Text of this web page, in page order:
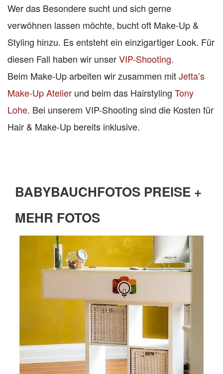
Wer das Besondere sucht und sich gerne
verwöhnen lassen möchte, bucht oft Make-Up &
Styling hinzu. Es entsteht ein einzigartiger Look. Für
diesen Fall haben wir unserVIP-Shooting.
Beim Make-Up arbeiten wir zusammen mitJetta’s
Make-Up Atelier und beim das Hairstyling Tony
Lohe. Bei unserem VIP-Shooting sind die Kosten für
Hair & Make-Up bereits inklusive.
BABYBAUCHFOTOS PREISE +
MEHR FOTOS